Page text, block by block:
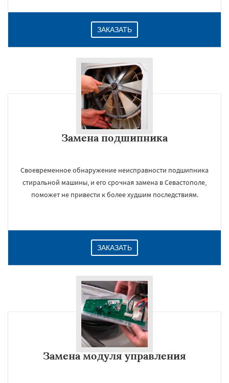
ЗАКАЗАТЬ
Замена подшипника
Своевременное обнаружение неисправности подшипника
стиральной машины, и его срочная замена в Севастополе,
поможет не привести к более худшим последствиям.
ЗАКАЗАТЬ
Замена модуля управления